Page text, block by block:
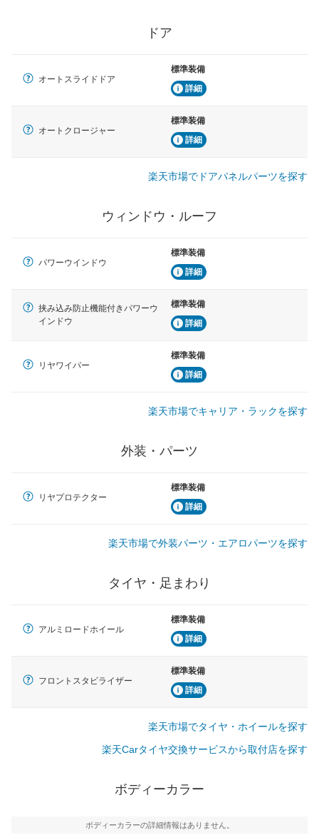
ドア
オートスライドドア
標準装備
詳細
オートクロージャー
標準装備
詳細
楽天市場でドアパネルパーツを探す
ウィンドウ・ルーフ
パワーウインドウ
標準装備
詳細
挟み込み防止機能付きパワーウ
インドウ
標準装備
詳細
リヤワイパー
標準装備
詳細
楽天市場でキャリア・ラックを探す
外装・パーツ
リヤプロテクター
標準装備
詳細
楽天市場で外装パーツ・エアロパーツを探す
タイヤ・足まわり
アルミロードホイール
標準装備
詳細
フロントスタビライザー
標準装備
詳細
楽天市場でタイヤ・ホイールを探す
楽天Carタイヤ交換サービスから取付店を探す
ボディーカラー
ボディーカラーの詳細情報はありません。